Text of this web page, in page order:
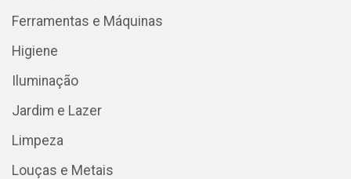
Ferramentas e Máquinas
Higiene
Iluminação
Jardim e Lazer
Limpeza
Louças e Metais